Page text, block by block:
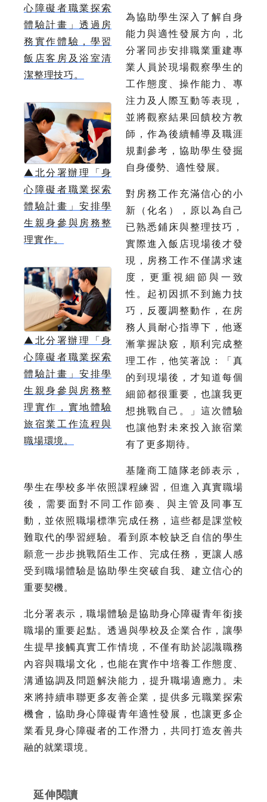
心障礙者職業探索
體驗計畫」透過房
務實作體驗，學習
飯店客房及浴室清
潔整理技巧。
▲北分署辦理「身
心障礙者職業探索
體驗計畫」安排學
生親身參與房務整
理實作。
▲北分署辦理「身
心障礙者職業探索
體驗計畫」安排學
生親身參與房務整
理實作，實地體驗
旅宿業工作流程與
職場環境。
為協助學生深入了解自身
能力與適性發展方向，北
分署同步安排職業重建專
業人員於現場觀察學生的
工作態度、操作能力、專
注力及人際互動等表現，
並將觀察結果回饋校方教
師，作為後續輔導及職涯
規劃參考，協助學生發掘
自身優勢、適性發展。
對房務工作充滿信心的小
新（化名），原以為自己
已熟悉鋪床與整理技巧，
實際進入飯店現場後才發
現，房務工作不僅講求速
度，更重視細節與一致
性。起初因抓不到施力技
巧，反覆調整動作，在房
務人員耐心指導下，他逐
漸掌握訣竅，順利完成整
理工作，他笑著說：「真
的到現場後，才知道每個
細節都很重要，也讓我更
想挑戰自己。」這次體驗
也讓他對未來投入旅宿業
有了更多期待。
基隆商工隨隊老師表示，
學生在學校多半依照課程練習，但進入真實職場
後，需要面對不同工作節奏、與主管及同事互
動，並依照職場標準完成任務，這些都是課堂較
難取代的學習經驗。看到原本較缺乏自信的學生
願意一步步挑戰陌生工作、完成任務，更讓人感
受到職場體驗是協助學生突破自我、建立信心的
重要契機。
北分署表示，職場體驗是協助身心障礙青年銜接
職場的重要起點。透過與學校及企業合作，讓學
生提早接觸真實工作情境，不僅有助於認識職務
內容與職場文化，也能在實作中培養工作態度、
溝通協調及問題解決能力，提升職場適應力。未
來將持續串聯更多友善企業，提供多元職業探索
機會，協助身心障礙青年適性發展，也讓更多企
業看見身心障礙者的工作潛力，共同打造友善共
融的就業環境。
延伸閱讀